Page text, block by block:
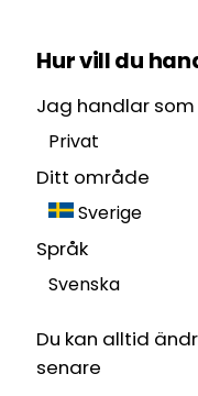
Hur vill du
Jag handlar som
Privat
Ditt område
Sverige
Språk
Svenska
Du kan alltid
senare